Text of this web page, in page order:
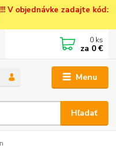
V objednávke zadajte kód:
Menu
Hľadať
0 ks
za 0 €